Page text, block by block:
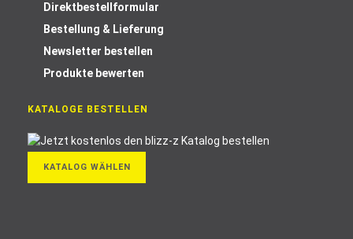
Direktbestellformular
Bestellung & Lieferung
Newsletter bestellen
Produkte bewerten
KATALOGE BESTELLEN
KATALOG WÄHLEN